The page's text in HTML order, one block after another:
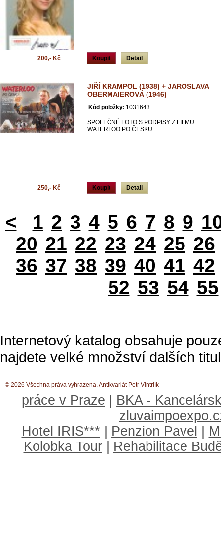
Koupit Detail
200,- Kč
JIŘÍ KRAMPOL (1938) + JAROSLAVA
OBERMAIEROVÁ (1946)
Kód položky: 1031643
SPOLEČNÉ FOTO S PODPISY Z FILMU
WATERLOO PO ČESKU
Koupit Detail
250,- Kč
< 1 2 3 4 5 6 7 8 9
20 21 22 23 24 25 26
36 37 38 39 40 41 42
52 53 54 55
Internetový katalog obsahuje
najdete velké množství dalších
© 2026 Všechna práva vyhrazena. Antikvariát Petr Vintrlík
práce v Praze
BKA -
Hotel IRIS***
Penzion Pavel
Kolobka Tour
Rehabilitace